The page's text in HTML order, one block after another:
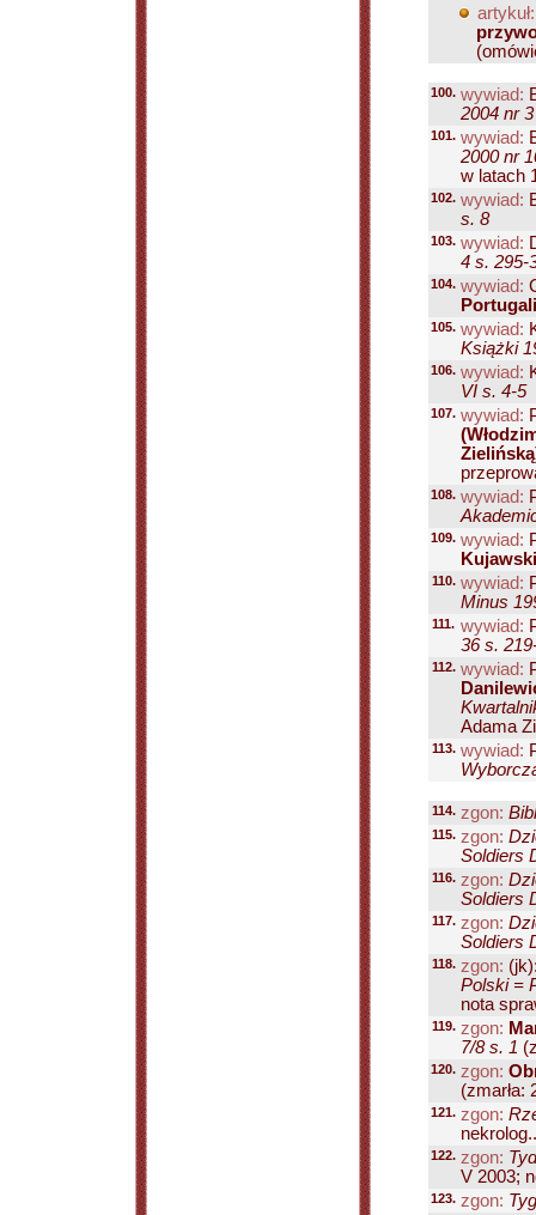
artykuł:
100. wywiad:
2004 nr
101. wywiad:
2000 nr
w latach
102. wywiad:
s. 8
103. wywiad:
4 s. 295-
104. wywiad:
105. wywiad:
Książki
106. wywiad:
VI s. 4-5
107. wywiad:
108. wywiad:
109. wywiad:
110. wywiad:
Minus
111. wywiad:
36 s.
112. wywiad:
Adama
113. wywiad:
114. zgon:
115. zgon:
Soldiers
116. zgon:
Soldiers
117. zgon:
Soldiers
118. zgon:
Polski =
nota
119. zgon:
7/8 s. 1
120. zgon:
(zmarła:
121. zgon:
122. zgon:
V 2003;
123. zgon: